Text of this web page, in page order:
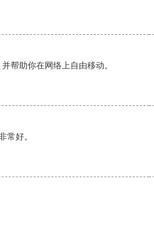
帮助你在网络上自由移动。
常好。